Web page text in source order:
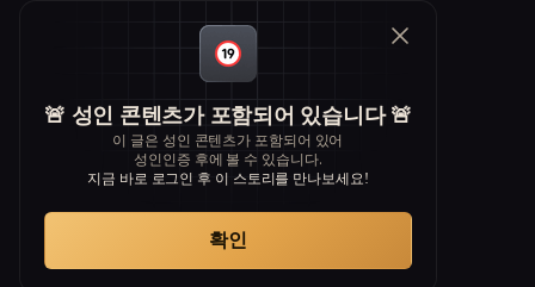
🚨 성인 콘텐츠가 포함되어 있습니다 🚨
이 글은 성인 콘텐츠가 포함되어 있어
성인인증 후에 볼 수 있습니다.
지금 바로 로그인 후 이 스토리를 만나보세요!
확인